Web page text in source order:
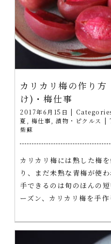
カリカリ梅の作り
け)・梅仕事
2017年6月15日 |
夏
梅仕事 漬物・ピクルス |
紫蘇
カリカリ梅には熟した梅
り、まだ未熟な青梅が使
手できるのは旬のほんの
ーズン、カリカリ梅を手